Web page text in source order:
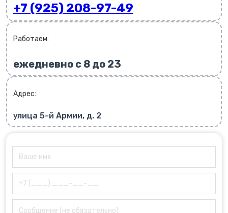
+7 (925) 208-97-49
Работаем:
ежедневно с 8 до 23
Адрес:
улица 5-й Армии, д. 2